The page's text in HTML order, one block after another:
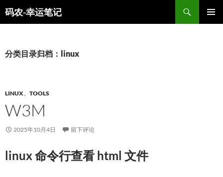
至码农-幸运笔记
索
分类目录归档：linux
LINUX、 TOOLS
W3M
2025年10月4日 留下评论
linux 命令行查看 html 文件